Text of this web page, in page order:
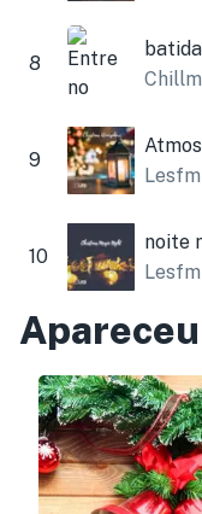
8
9
Lesfm
10
Lesfm